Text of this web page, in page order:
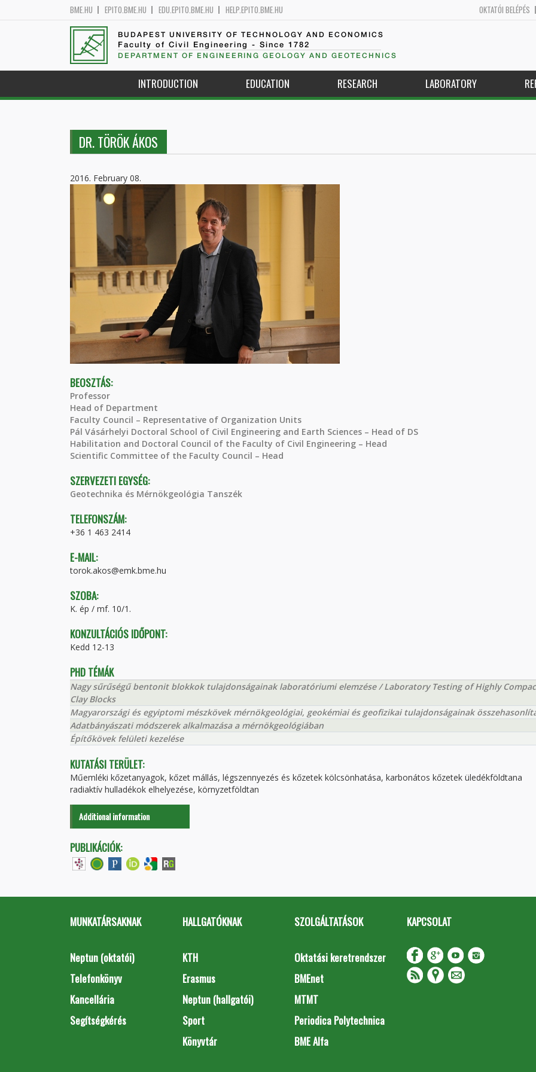
BME.HU EPITO.BME.HU EDU.EPITO.BME.HU HELP.EPITO.BME.HU OKTATÓI BELÉPÉS
BUDAPEST UNIVERSITY OF TECHNOLOGY AND ECONOMICS
Faculty of Civil Engineering - Since 1782
DEPARTMENT OF ENGINEERING GEOLOGY AND GEOTECHNICS
INTRODUCTION EDUCATION RESEARCH LABORATORY
DR. TÖRÖK ÁKOS
2016. February 08.
BEOSZTÁS:
Professor
Head of Department
Faculty Council – Representative of Organization Units
Pál Vásárhelyi Doctoral School of Civil Engineering and Earth Sciences – Head of DS
Habilitation and Doctoral Council of the Faculty of Civil Engineering – Head
Scientific Committee of the Faculty Council – Head
SZERVEZETI EGYSÉG:
Geotechnika és Mérnökgeológia Tanszék
TELEFONSZÁM:
+36 1 463 2414
E-MAIL:
torok.akos@emk.bme.hu
SZOBA:
K. ép / mf. 10/1.
KONZULTÁCIÓS IDŐPONT:
Kedd 12-13
PHD TÉMÁK
Nagy sűrűségű bentonit blokkok tulajdonságainak laboratóriumi elemzése / Laboratory Testing of Highly
Clay Blocks
Magyarországi és egyiptomi mészkövek mérnökgeológiai, geokémiai és geofizikai tulajdonságainak
Adatbányászati módszerek alkalmazása a mérnökgeológiában
Építőkövek felületi kezelése
KUTATÁSI TERÜLET:
Műemléki kőzetanyagok, kőzet mállás, légszennyezés és kőzetek kölcsönhatása, karbonátos kőzetek üledékföldtana
radiaktív hulladékok elhelyezése, környzetföldtan
Additional information
PUBLIKÁCIÓK:
MUNKATÁRSAKNAK
Neptun (oktatói)
Telefonkönyv
Kancellária
Segítségkérés
HALLGATÓKNAK
KTH
Erasmus
Neptun (hallgatói)
Sport
Könyvtár
SZOLGÁLTATÁSOK
Oktatási keretrendszer
BMEnet
MTMT
Periodica Polytechnica
BME Alfa
KAPCSOLAT